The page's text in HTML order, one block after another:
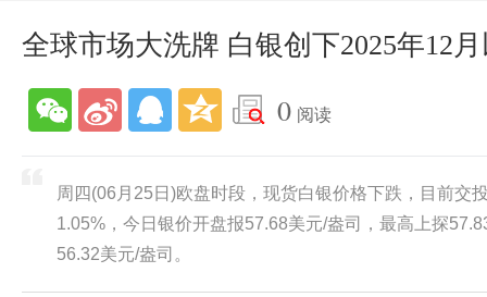
全球市场大洗牌 白银创下2025年12
0 阅读
周四(06月25日)欧盘时段，现货白银价格下跌，目前交
1.05%，今日银价开盘报57.68美元/盎司，最高上探
56.32美元/盎司。